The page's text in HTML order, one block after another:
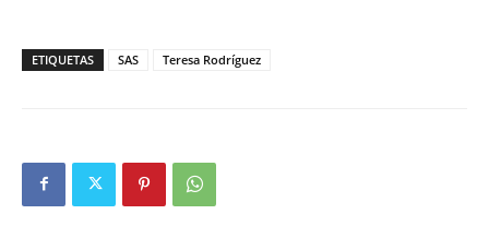
ETIQUETAS SAS Teresa Rodríguez